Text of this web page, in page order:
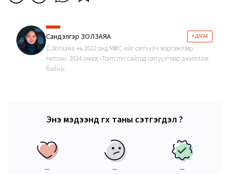
Сандэлгэр ЗОЛЗАЯА + ДАГАХ
С.Золзаяа нь 2022 онд МҮИС-ийг сэтгүүлч мэргэжлээр
төгссөн. 2024 оноос iToim.mn сайтад сэтгүүлчээр ажиллаж
байна.
Энэ мэдээнд өгөх таны сэтгэгдэл ?
... ... ...